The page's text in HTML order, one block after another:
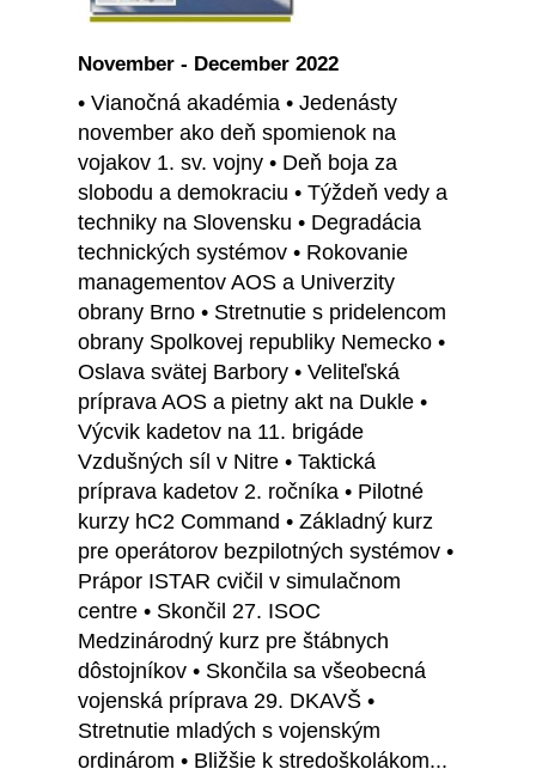
November - December 2022
• Vianočná akadémia • Jedenásty
november ako deň spomienok na
vojakov 1. sv. vojny • Deň boja za
slobodu a demokraciu • Týždeň vedy a
techniky na Slovensku • Degradácia
technických systémov • Rokovanie
managementov AOS a Univerzity
obrany Brno • Stretnutie s pridelencom
obrany Spolkovej republiky Nemecko •
Oslava svätej Barbory • Veliteľská
príprava AOS a pietny akt na Dukle •
Výcvik kadetov na 11. brigáde
Vzdušných síl v Nitre • Taktická
príprava kadetov 2. ročníka • Pilotné
kurzy hC2 Command • Základný kurz
pre operátorov bezpilotných systémov •
Prápor ISTAR cvičil v simulačnom
centre • Skončil 27. ISOC
Medzinárodný kurz pre štábnych
dôstojníkov • Skončila sa všeobecná
vojenská príprava 29. DKAVŠ •
Stretnutie mladých s vojenským
ordinárom • Bližšie k stredoškolákom...